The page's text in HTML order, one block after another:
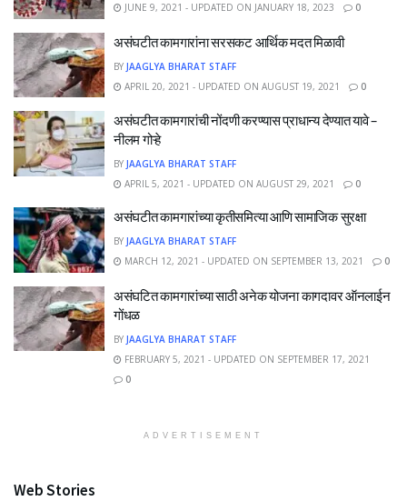
JUNE 9, 2021 - UPDATED ON JANUARY 18, 2023
0
असंघटीत कामगारांना सरसकट आर्थिक मदत मिळावी
BY JAAGLYA BHARAT STAFF
APRIL 20, 2021 - UPDATED ON AUGUST 19, 2021
0
असंघटीत कामगारांची नोंदणी करण्यास प्राधान्य देण्यात यावे –
नीलम गोऱ्हे
BY JAAGLYA BHARAT STAFF
APRIL 5, 2021 - UPDATED ON AUGUST 29, 2021
0
असंघटीत कामगारांच्या कृतीसमित्या आणि सामाजिक सुरक्षा
BY JAAGLYA BHARAT STAFF
MARCH 12, 2021 - UPDATED ON SEPTEMBER 13, 2021
0
असंघटित कामगारांच्या साठी अनेक योजना कागदावर ऑनलाईन
गोंधळ
BY JAAGLYA BHARAT STAFF
FEBRUARY 5, 2021 - UPDATED ON SEPTEMBER 17, 2021
0
ADVERTISEMENT
Web Stories